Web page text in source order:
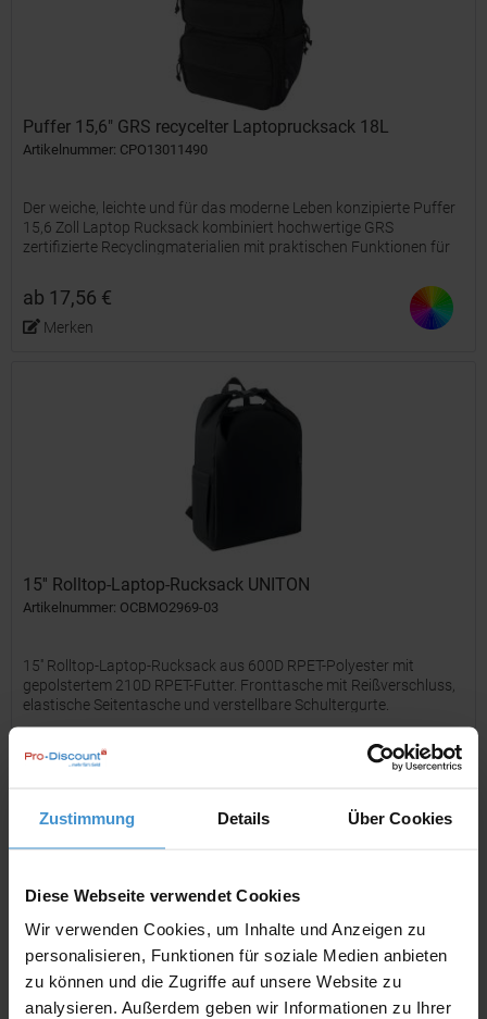
Zustimmung Details Über Cookies
Diese Webseite verwendet Cookies
Wir verwenden Cookies, um Inhalte und Anzeigen zu
personalisieren, Funktionen für soziale Medien anbieten
zu können und die Zugriffe auf unsere Website zu
analysieren. Außerdem geben wir Informationen zu Ihrer
Puffer 15,6" GRS recycelter Laptoprucksack 18L
Artikelnummer: CPO13011490
Der weiche, leichte und für das moderne Leben konzipierte Puffer
15,6 Zoll Laptop Rucksack kombiniert hochwertige GRS
zertifizierte Recyclingmaterialien mit praktischen Funktionen für
ab 17,56 €
Merken
15'' Rolltop-Laptop-Rucksack UNITON
Artikelnummer: OCBMO2969-03
15'' Rolltop-Laptop-Rucksack aus 600D RPET-Polyester mit
gepolstertem 210D RPET-Futter. Fronttasche mit Reißverschluss,
elastische Seitentasche und verstellbare Schultergurte.
ab 6,32 €